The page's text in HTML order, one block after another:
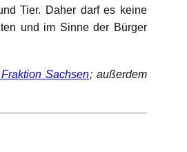
Tier. Daher darf es keine
und im Sinne der Bürger
Sachsen; außerdem